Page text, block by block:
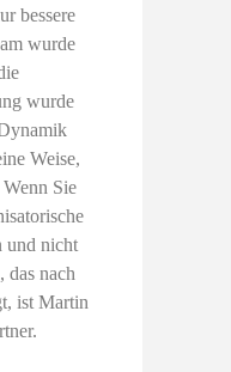
bessere
wurde
wurde
Weise,
Sie
und nicht
das nach
ist Martin